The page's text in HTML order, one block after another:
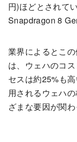
円)ほどとされて
Snapdragon 8
業界によるとこ
は、ウェハのコ
セスは約25%も
用されるウェハ
ざまな要因が関